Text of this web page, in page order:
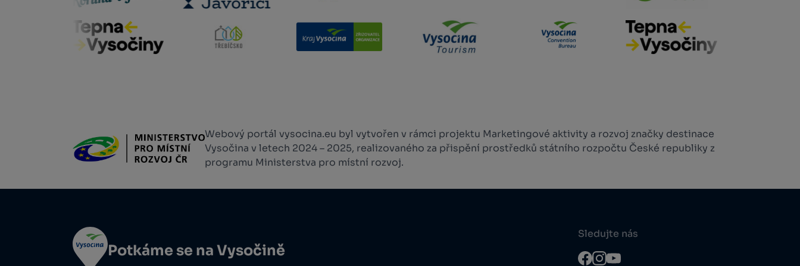
Webový portál vysocina.eu byl vytvořen v rámci projektu Marketingové aktivity a rozvoj značky destinace
Vysočina v letech 2024 – 2025, realizovaného za přispění prostředků státního rozpočtu České republiky z
programu Ministerstva pro místní rozvoj.
Potkáme se na Vysočině
Sledujte nás